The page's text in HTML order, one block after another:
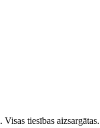
. Visas tiesības aizsargātas.